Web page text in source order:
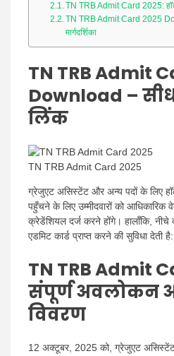
TN TRB Admit Card 2025:
TN TRB Admit Card 2025
मार्गदर्शिका
TN TRB Admit
Download –
लिंक
TN TRB Admit Card 2025
ग्रेजुएट असिस्टेंट और अन्य पदों के लिए
पहुँचने के लिए उम्मीदवारों को आधिकारिक
क्रेडेंशियल दर्ज करने होंगे। हालाँकि,
एडमिट कार्ड प्राप्त करने की सुविधा देती है:
TN TRB Admit
संपूर्ण अवलोकन
विवरण
12 अक्टूबर, 2025 को, ग्रेजुएट